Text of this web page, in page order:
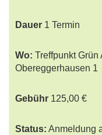
Dauer 1 Termin
Wo: Treffpunkt Grün
Obereggerhausen 1
Gebühr 125,00 €
Status: Anmeldung